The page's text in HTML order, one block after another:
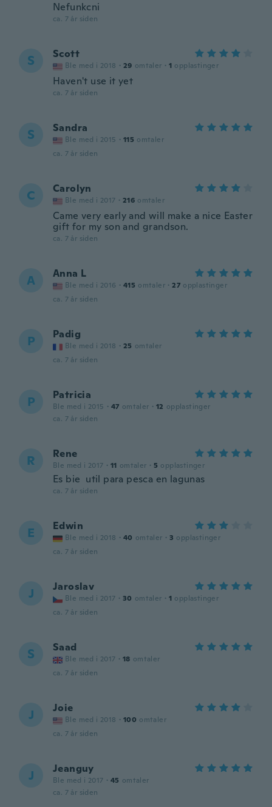
Nefunkcni
ca. 7 år siden
S Scott
Ble med i 2018 · 29 omtaler · 1 opplastinger
Haven't use it yet
ca. 7 år siden
S Sandra
Ble med i 2015 · 115 omtaler
ca. 7 år siden
C Carolyn
Ble med i 2017 · 216 omtaler
Came very early and will make a nice Easter
gift for my son and grandson.
ca. 7 år siden
A Anna L
Ble med i 2016 · 415 omtaler · 27 opplastinger
ca. 7 år siden
P Padig
Ble med i 2018 · 25 omtaler
ca. 7 år siden
P Patricia
Ble med i 2015 · 47 omtaler · 12 opplastinger
ca. 7 år siden
R Rene
Ble med i 2017 · 11 omtaler · 5 opplastinger
Es bie util para pesca en lagunas
ca. 7 år siden
E Edwin
Ble med i 2018 · 40 omtaler · 3 opplastinger
ca. 7 år siden
J Jaroslav
Ble med i 2017 · 30 omtaler · 1 opplastinger
ca. 7 år siden
S Saad
Ble med i 2017 · 18 omtaler
ca. 7 år siden
J Joie
Ble med i 2018 · 100 omtaler
ca. 7 år siden
J Jeanguy
Ble med i 2017 · 45 omtaler
ca. 7 år siden